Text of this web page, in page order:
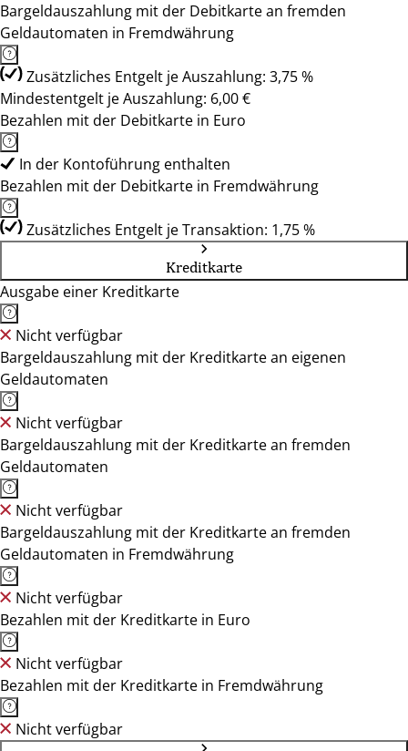
Bargeldauszahlung mit der Debitkarte an fremden
Geldautomaten in Fremdwährung
Zusätzliches Entgelt je Auszahlung: 3,75 %
Mindestentgelt je Auszahlung: 6,00 €
Bezahlen mit der Debitkarte in Euro
In der Kontoführung enthalten
Bezahlen mit der Debitkarte in Fremdwährung
Zusätzliches Entgelt je Transaktion: 1,75 %
Kreditkarte
Ausgabe einer Kreditkarte
Nicht verfügbar
Bargeldauszahlung mit der Kreditkarte an eigenen
Geldautomaten
Nicht verfügbar
Bargeldauszahlung mit der Kreditkarte an fremden
Geldautomaten
Nicht verfügbar
Bargeldauszahlung mit der Kreditkarte an fremden
Geldautomaten in Fremdwährung
Nicht verfügbar
Bezahlen mit der Kreditkarte in Euro
Nicht verfügbar
Bezahlen mit der Kreditkarte in Fremdwährung
Nicht verfügbar